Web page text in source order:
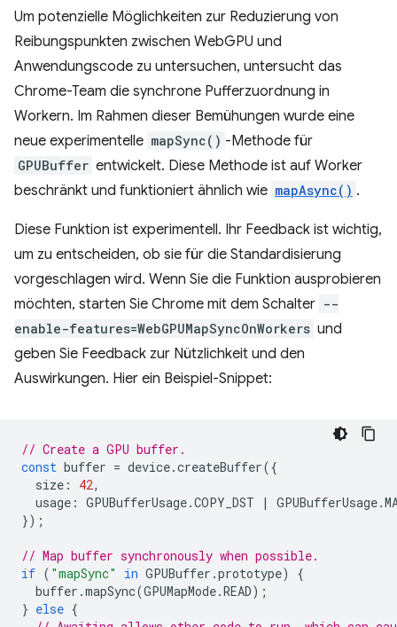
Um potenzielle Möglichkeiten zur Reduzierung von
Reibungspunkten zwischen WebGPU und
Anwendungscode zu untersuchen, untersucht das
Chrome-Team die synchrone Pufferzuordnung in
Workern. Im Rahmen dieser Bemühungen wurde eine
neue experimentelle mapSync() -Methode für
GPUBuffer entwickelt. Diese Methode ist auf Worker
beschränkt und funktioniert ähnlich wie mapAsync() .
Diese Funktion ist experimentell. Ihr Feedback ist wichtig,
um zu entscheiden, ob sie für die Standardisierung
vorgeschlagen wird. Wenn Sie die Funktion ausprobieren
möchten, starten Sie Chrome mit dem Schalter --
enable-features=WebGPUMapSyncOnWorkers und
geben Sie Feedback zur Nützlichkeit und den
Auswirkungen. Hier ein Beispiel-Snippet:
// Create a GPU buffer.
const buffer = device.createBuffer({
size : 42,
usage : GPUBufferUsage.COPY_DST | GPUBufferUsage.
});
// Map buffer synchronously when possible.
if ( "mapSync" in GPUBuffer .prototype)
{
buffer .mapSync(GPUMapMode.READ);
} else {